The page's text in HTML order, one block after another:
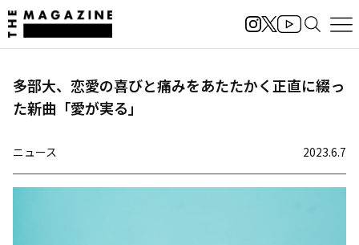
多部大、恋愛の喜びと痛みをあたたかく正直に綴っ
た新曲「愛が実る」
ニュース 2023.6.7